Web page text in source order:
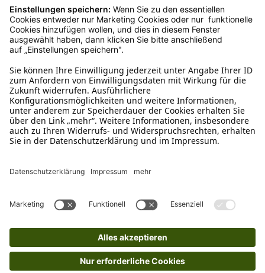
Schreibe uns
verkauf@schecker.de
WhatsApp Support
+49 1520 8997191
Tritt unserem Newsletter bei
Barrierefreiheitserklärung Impressum